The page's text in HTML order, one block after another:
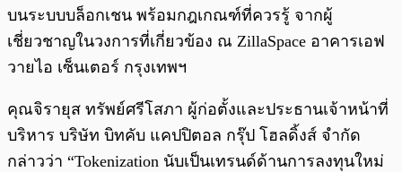
บนระบบบล็อกเชน พร้อมกฎเกณฑ์ที่ควรรู้ จากผู้
เชี่ยวชาญในวงการที่เกี่ยวข้อง ณ ZillaSpace อาคารเอฟ
วายไอ เซ็นเตอร์ กรุงเทพฯ
คุณจิรายุส ทรัพย์ศรีโสภา ผู้ก่อตั้งและประธานเจ้าหน้าที่
บริหาร บริษัท บิทคับ แคปปิตอล กรุ๊ป โฮลดิ้งส์ จำกัด
กล่าวว่า “Tokenization นับเป็นเทรนด์ด้านการลงทุนใหม่